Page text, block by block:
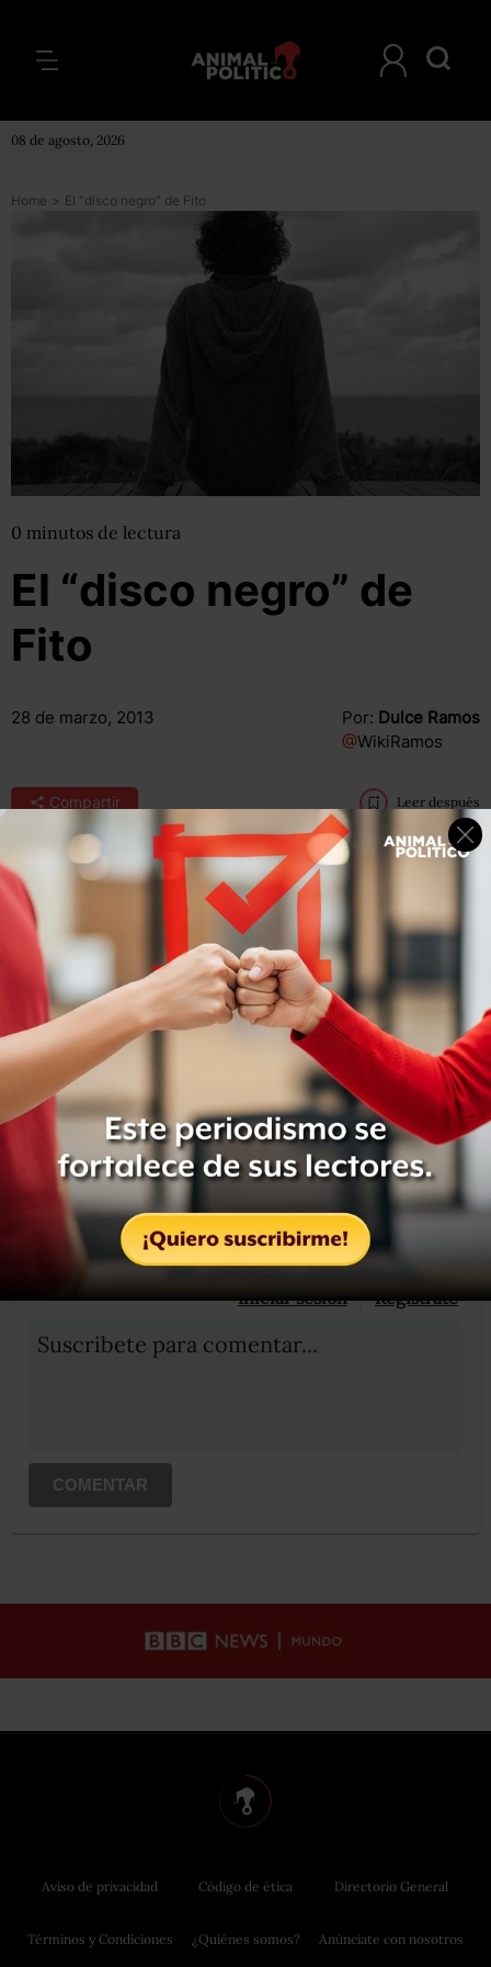
08 de agosto, 2026
Home > El “disco negro” de Fito
0 minutos de lectura
El “disco negro” de
Fito
28 de marzo, 2013 Por: Dulce Ramos
@WikiRamos
Compartir Leer después
Compartir
Etiquetas:
FITO NUEVO PAÉZ
OCULTAR COMENTARIOS
Iniciar sesión Registrate
Suscribete para comentar...
COMENTAR
Aviso de privacidad
Términos y Condiciones
Código de ética
¿Quiénes somos?
Directorio General
Anúnciate con nosotros